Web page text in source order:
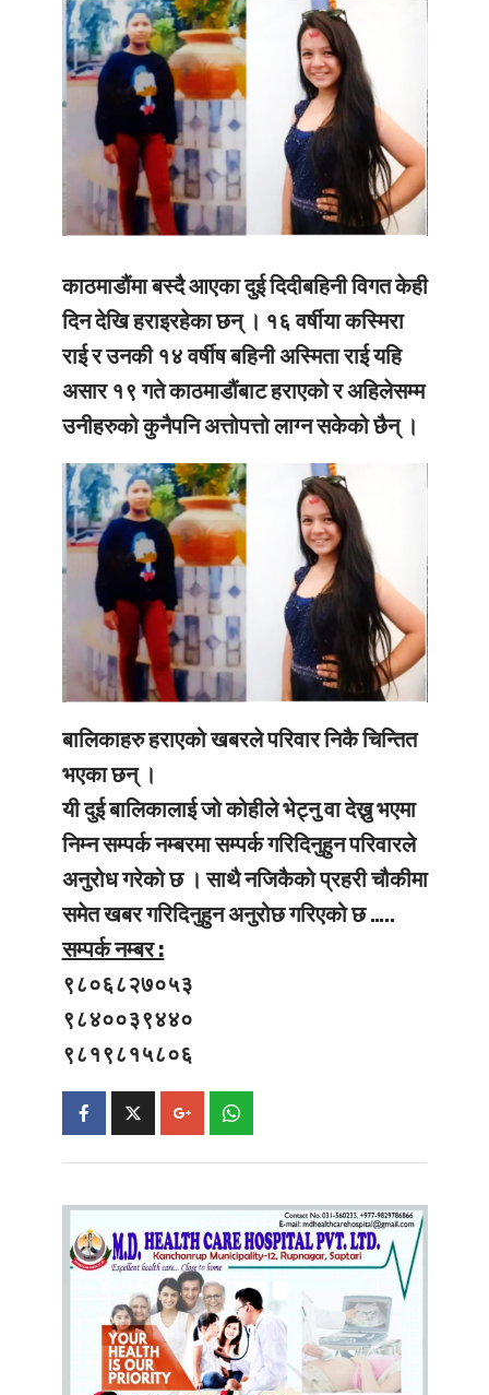
काठमाडौंमा बस्दै आएका दुई दिदीबहिनी विगत केही
दिन देखि हराइरहेका छन् । १६ वर्षीया कस्मिरा
राई र उनकी १४ वर्षीष बहिनी अस्मिता राई यहि
असार १९ गते काठमाडौंबाट हराएको र अहिलेसम्म
उनीहरुको कुनैपनि अत्तोपत्तो लाग्न सकेको छैन् ।
बालिकाहरु हराएको खबरले परिवार निकै चिन्तित
भएका छन् ।
यी दुई बालिकालाई जो कोहीले भेट्नु वा देख्नु भएमा
निम्न सम्पर्क नम्बरमा सम्पर्क गरिदिनुहुन परिवारले
अनुरोध गरेको छ । साथै नजिकैको प्रहरी चौकीमा
समेत खबर गरिदिनुहुन अनुरोछ गरिएको छ …..
सम्पर्क नम्बर :
९८०६८२७०५३
९८४००३९४४०
९८१९८१५८०६